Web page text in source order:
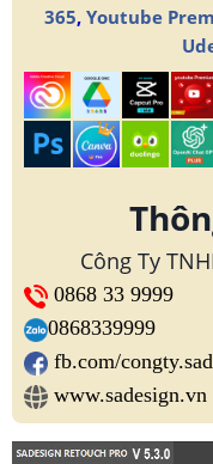
365, Youtube
Công Ty
0868 33 9999
0868339999
fb.com/
www.sadesign.vn